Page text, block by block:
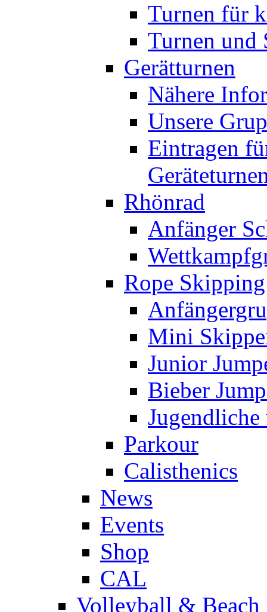
Turnen für
Turnen und
Gerätturnen
Nähere
Unsere
Eintragen
Rhönrad
Anfänger
Rope Skipping
Mini
Junior
Bieber
Jugendliche
Parkour
Calisthenics
News
Events
Shop
CAL
Volleyball & Beach